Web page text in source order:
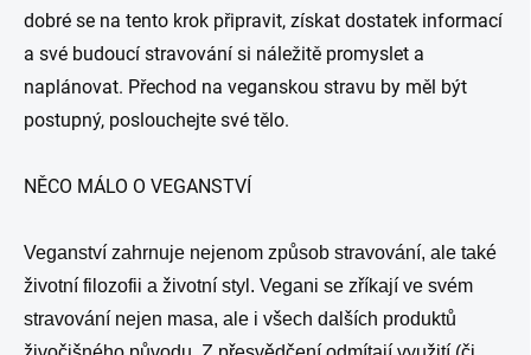
dobré se na tento krok připravit, získat dostatek informací
a své budoucí stravování si náležitě promyslet a
naplánovat. Přechod na veganskou stravu by měl být
postupný, poslouchejte své tělo.
NĚCO MÁLO O VEGANSTVÍ
Veganství zahrnuje nejenom způsob stravování, ale také
životní filozofii a životní styl. Vegani se zříkají ve svém
stravování nejen masa, ale i všech dalších produktů